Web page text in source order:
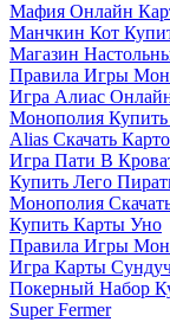
Мафия Онлайн
Манчкин Кот
Магазин
Правила Игры
Игра Алиас
Монополия
Alias Скачать
Игра Пати В
Купить Лего
Монополия
Купить Карты Уно
Правила Игры
Игра Карты
Покерный Набор
Super Fermer